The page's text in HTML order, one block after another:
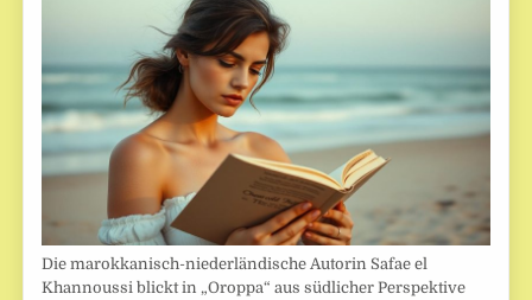
Die marokkanisch-niederländische Autorin Safae el
Khannoussi blickt in „Oroppa“ aus südlicher Perspektive